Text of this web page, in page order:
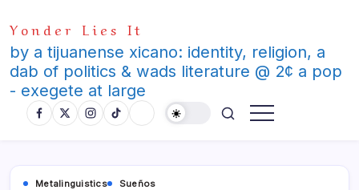
to
content
Yonder Lies It
by a tijuanense xicano: identity, religion, a
dab of politics & wads literature @ 2¢ a pop
- exegete at large
Metalinguistics Sueños